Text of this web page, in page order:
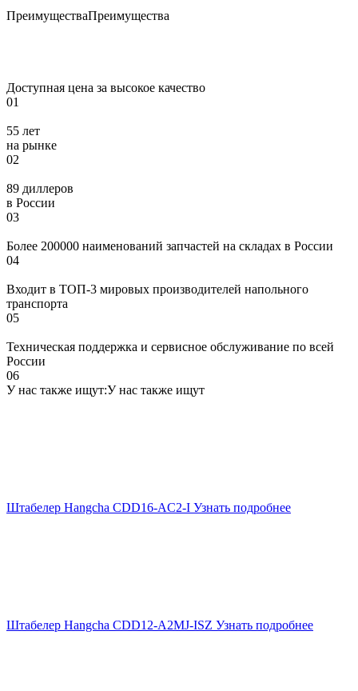
ПреимуществаПреимущества
Доступная цена за высокое качество
01
55 лет
на рынке
02
89 диллеров
в России
03
Более 200000 наименований запчастей на складах в России
04
Входит в ТОП-3 мировых производителей напольного
транспорта
05
Техническая поддержка и сервисное обслуживание по всей
России
06
У нас также ищут:У нас также ищут
Штабелер Hangcha CDD16-AC2-I Узнать подробнее
Штабелер Hangcha CDD12-A2MJ-ISZ Узнать подробнее